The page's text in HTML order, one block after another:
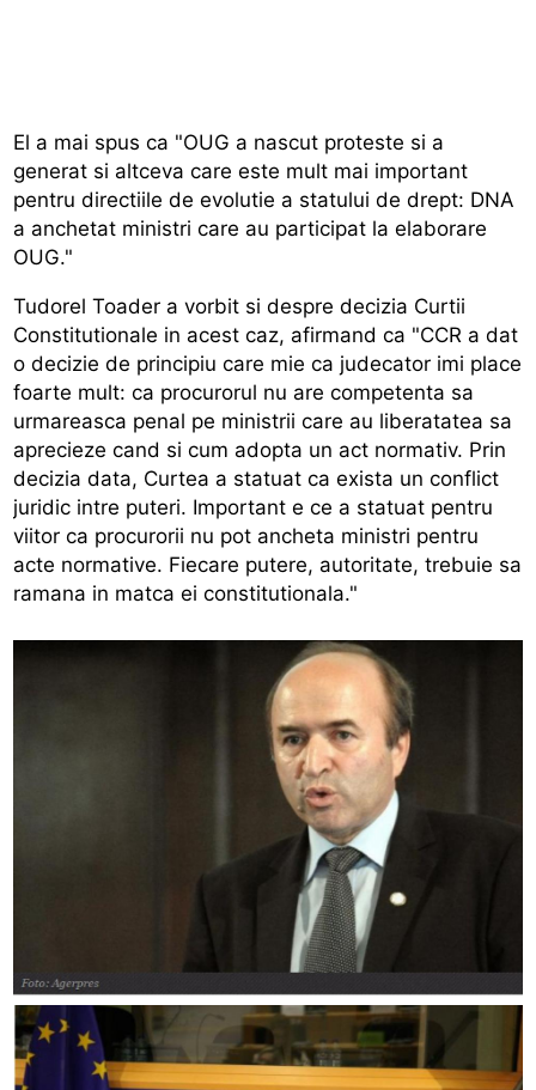
El a mai spus ca "OUG a nascut proteste si a
generat si altceva care este mult mai important
pentru directiile de evolutie a statului de drept: DNA
a anchetat ministri care au participat la elaborare
OUG."
Tudorel Toader a vorbit si despre decizia Curtii
Constitutionale in acest caz, afirmand ca "CCR a dat
o decizie de principiu care mie ca judecator imi place
foarte mult: ca procurorul nu are competenta sa
urmareasca penal pe ministrii care au liberatatea sa
aprecieze cand si cum adopta un act normativ. Prin
decizia data, Curtea a statuat ca exista un conflict
juridic intre puteri. Important e ce a statuat pentru
viitor ca procurorii nu pot ancheta ministri pentru
acte normative. Fiecare putere, autoritate, trebuie sa
ramana in matca ei constitutionala."